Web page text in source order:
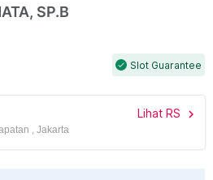
SP.B
check Slot Guarantee
Lihat RS chevron_right
, Jakarta